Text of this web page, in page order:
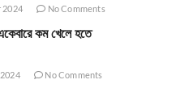
2024 No Comments
কম খেলে হতে
No Comments